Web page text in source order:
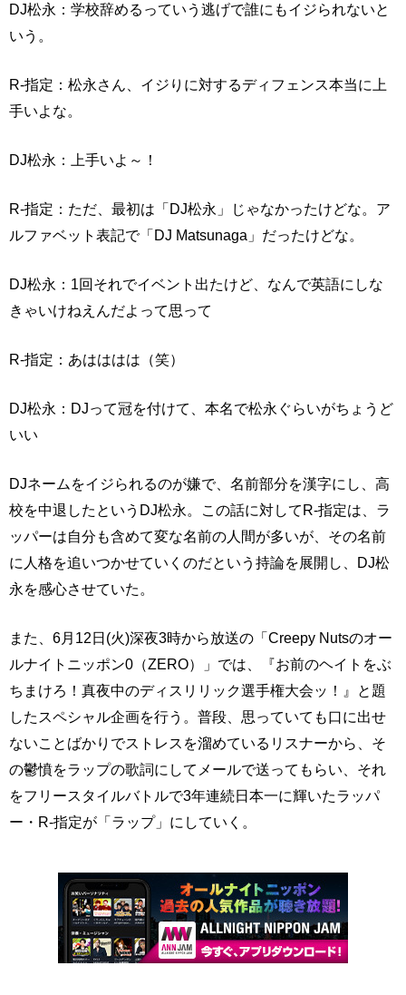
DJ松永：学校辞めるっていう逃げで誰にもイジられないと
いう。
R-指定：松永さん、イジりに対するディフェンス本当に上
手いよな。
DJ松永：上手いよ～！
R-指定：ただ、最初は「DJ松永」じゃなかったけどな。ア
ルファベット表記で「DJ Matsunaga」だったけどな。
DJ松永：1回それでイベント出たけど、なんで英語にしな
きゃいけねえんだよって思って
R-指定：あはははは（笑）
DJ松永：DJって冠を付けて、本名で松永ぐらいがちょうど
いい
DJネームをイジられるのが嫌で、名前部分を漢字にし、高
校を中退したというDJ松永。この話に対してR-指定は、ラ
ッパーは自分も含めて変な名前の人間が多いが、その名前
に人格を追いつかせていくのだという持論を展開し、DJ松
永を感心させていた。
また、6月12日(火)深夜3時から放送の「Creepy Nutsのオー
ルナイトニッポン0（ZERO）」では、『お前のヘイトをぶ
ちまけろ！真夜中のディスリリック選手権大会ッ！』と題
したスペシャル企画を行う。普段、思っていても口に出せ
ないことばかりでストレスを溜めているリスナーから、そ
の鬱憤をラップの歌詞にしてメールで送ってもらい、それ
をフリースタイルバトルで3年連続日本一に輝いたラッパ
ー・R-指定が「ラップ」にしていく。